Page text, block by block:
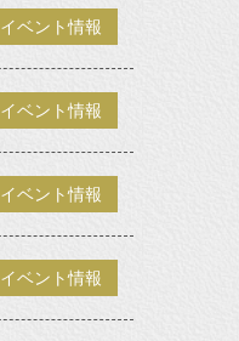
イベント情報
イベント情報
イベント情報
イベント情報